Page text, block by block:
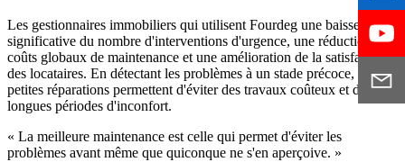
Les gestionnaires immobiliers qui utilisent Fourdeg une baisse
significative du nombre d'interventions d'urgence, une réduction des
coûts globaux de maintenance et une amélioration de la satisfaction
des locataires. En détectant les problèmes à un stade précoce, les
petites réparations permettent d'éviter des travaux coûteux et de
longues périodes d'inconfort.
« La meilleure maintenance est celle qui permet d'éviter les
problèmes avant même que quiconque ne s'en aperçoive. »